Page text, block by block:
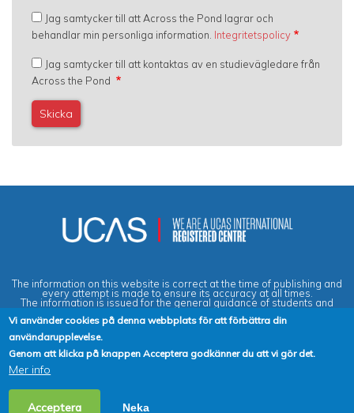
Jag samtycker till att Across the Pond lagrar och
behandlar min personliga information. Integritetspolicy
Jag samtycker till att kontaktas av en studievägledare från
Across the Pond
The information on this website is correct at the time of publishing and
every attempt is made to ensure its accuracy at all times.
The information is issued for the general guidance of students and
does not form part of any contract or guarantee.
Privacy & Data Protection Policy|Cookies Policy|Anti-Slavery &
Human Trafficking Statement | Terms & Conditions Agent Quality
2026 Copyright © Across the Pond - Study in Britain Ltd. All rights
Vi använder cookies på denna webbplats för att förbättra din
användarupplevelse.
Genom att klicka på knappen Acceptera godkänner du att vi gör det.
Mer info
Acceptera Neka